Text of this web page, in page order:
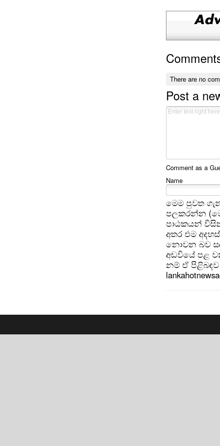
There are no
Post a
Comment as a
Name
මෙම පුවත
පලකරන්න
පාඨකයන්
අතර එම
නොවන බව
අඩවියේ පළ
නම් ඒ පිළිබඳව